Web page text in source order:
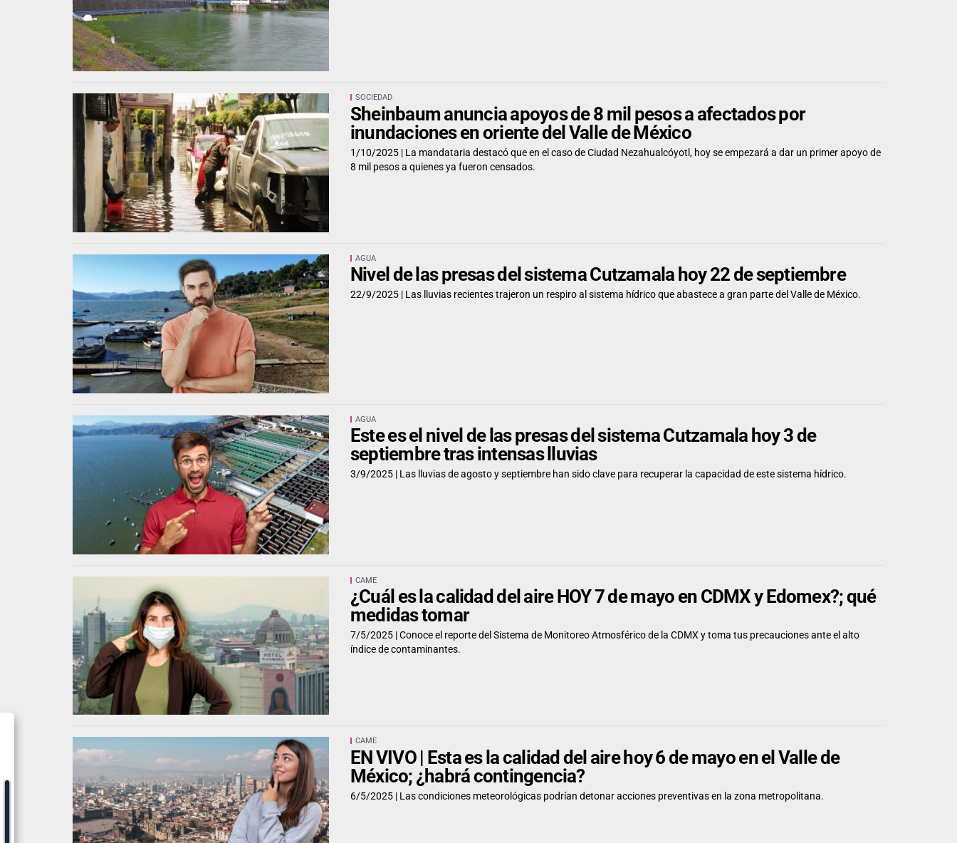
SOCIEDAD
Sheinbaum anuncia apoyos de 8 mil pesos a afectados por
inundaciones en oriente del Valle de México
1/10/2025 | La mandataria destacó que en el caso de Ciudad Nezahualcóyotl, hoy se empezará a dar un primer apoyo de
8 mil pesos a quienes ya fueron censados.
AGUA
Nivel de las presas del sistema Cutzamala hoy 22 de septiembre
22/9/2025 | Las lluvias recientes trajeron un respiro al sistema hídrico que abastece a gran parte del Valle de México.
AGUA
Este es el nivel de las presas del sistema Cutzamala hoy 3 de
septiembre tras intensas lluvias
3/9/2025 | Las lluvias de agosto y septiembre han sido clave para recuperar la capacidad de este sistema hídrico.
CAME
¿Cuál es la calidad del aire HOY 7 de mayo en CDMX y Edomex?; qué
medidas tomar
7/5/2025 |Conoce el reporte del Sistema de Monitoreo Atmosférico de la CDMX y toma tus precauciones ante el alto
índice de contaminantes.
CAME
EN VIVO | Esta es la calidad del aire hoy 6 de mayo en el Valle de
México; ¿habrá contingencia?
6/5/2025 | Las condiciones meteorológicas podrían detonar acciones preventivas en la zona metropolitana.